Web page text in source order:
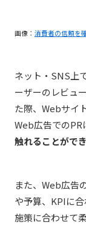
画像： 消費者の信頼を
ネット・SNS上
ーザーのレビュ
た際、Webサイ
Web広告でのPR
触れることがで
また、Web広告
や予算、KPIに
施策に合わせて